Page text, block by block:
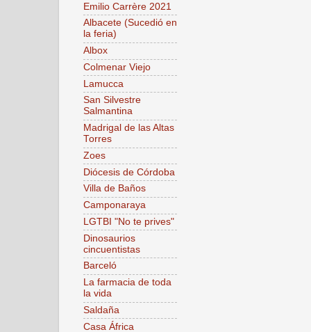
Emilio Carrère 2021
Albacete (Sucedió en
la feria)
Albox
Colmenar Viejo
Lamucca
San Silvestre
Salmantina
Madrigal de las Altas
Torres
Zoes
Diócesis de Córdoba
Villa de Baños
Camponaraya
LGTBI "No te prives"
Dinosaurios
cincuentistas
Barceló
La farmacia de toda
la vida
Saldaña
Casa África